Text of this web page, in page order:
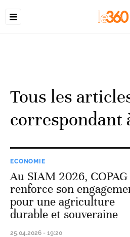
Tous les
correspondant
ECONOMIE
Au SIAM 2026, COPAG
renforce son
pour une agriculture
durable et souveraine
25.04.2026 - 19:20